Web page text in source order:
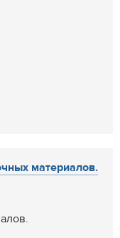
материалов.